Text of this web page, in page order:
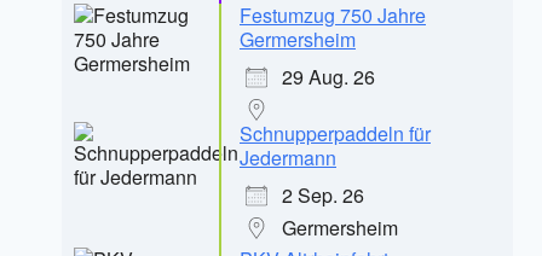
Festumzug 750 Jahre
Germersheim
29 Aug. 26
Schnupperpaddeln für
Jedermann
2 Sep. 26
Germersheim